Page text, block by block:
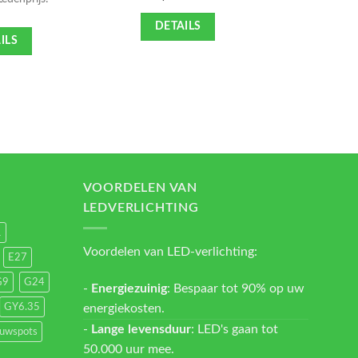
DETAILS
E27
G24
GY6.35
VOORDELEN VAN
LEDVERLICHTING
Voordelen van LED-verlichting:
- Energiezuinig: Bespaar tot 90% op uw
energiekosten.
- Lange levensduur: LED's gaan tot
50.000 uur mee.